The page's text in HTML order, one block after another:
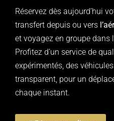
Réservez dès aujourd’hui
transfert depuis ou vers
et voyagez en groupe
Profitez d’un service de
expérimentés, des
transparent, pour un
chaque instant.